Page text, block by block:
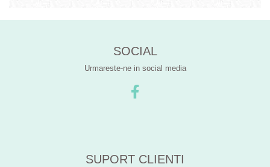
SOCIAL
Urmareste-ne in social media
SUPORT CLIENTI